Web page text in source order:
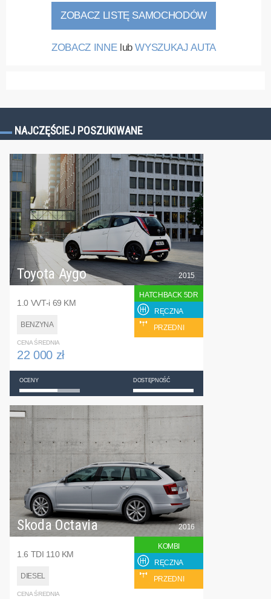
ZOBACZ LISTĘ SAMOCHODÓW
ZOBACZ INNElubWYSZUKAJ AUTA
NAJCZĘŚCIEJ POSZUKIWANE
Toyota Aygo
1.0 VVT-i 69 KM
BENZYNA
2015
HATCHBACK 5DR
RĘCZNA
PRZEDNI
CENA ŚREDNIA
22 000 zł
OCENY DOSTĘPNOŚĆ
Skoda Octavia
1.6 TDI 110 KM
DIESEL
2016
KOMBI
RĘCZNA
PRZEDNI
CENA ŚREDNIA